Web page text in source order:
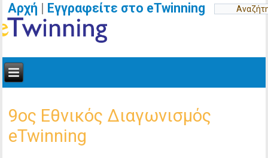
Αρχή | Εγγραφείτε στο eTwinning
9oς Εθνικός Διαγωνισμός
eTwinning